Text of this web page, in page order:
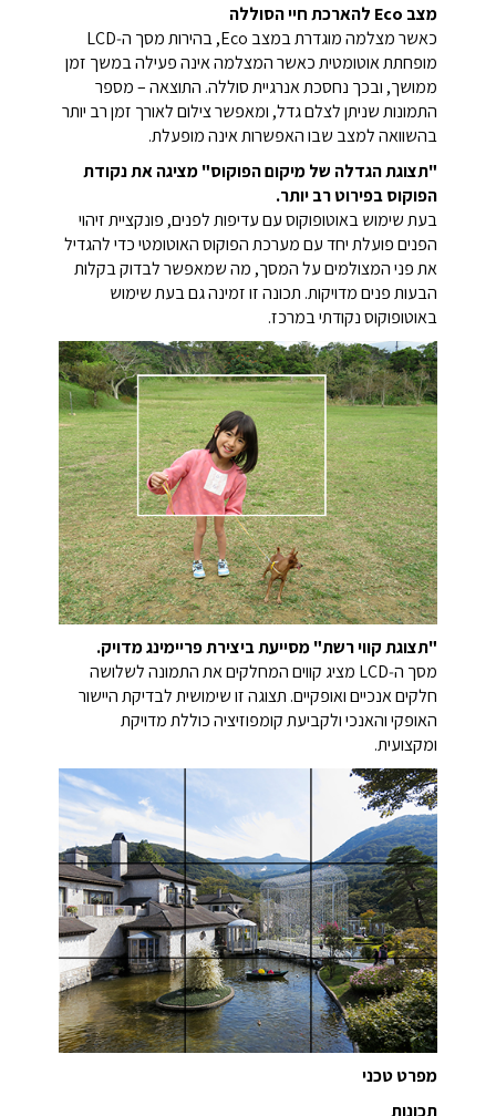
מצב Eco להארכת חיי הסוללה
כאשר מצלמה מוגדרת במצב Eco, בהירות מסך ה‑LCD
מופחתת אוטומטית כאשר המצלמה אינה פעילה במשך זמן
ממושך, ובכך נחסכת אנרגיית סוללה. התוצאה – מספר
התמונות שניתן לצלם גדל, ומאפשר צילום לאורך זמן רב יותר
בהשוואה למצב שבו האפשרות אינה מופעלת.
"תצוגת הגדלה של מיקום הפוקוס" מציגה את נקודת
הפוקוס בפירוט רב יותר.
בעת שימוש באוטופוקוס עם עדיפות לפנים, פונקציית זיהוי
הפנים פועלת יחד עם מערכת הפוקוס האוטומטי כדי להגדיל
את פני המצולמים על המסך, מה שמאפשר לבדוק בקלות
הבעות פנים מדויקות. תכונה זו זמינה גם בעת שימוש
באוטופוקוס נקודתי במרכז.
"תצוגת קווי רשת" מסייעת ביצירת פריימינג מדויק.
מסך ה‑LCD מציג קווים המחלקים את התמונה לשלושה
חלקים אנכיים ואופקיים. תצוגה זו שימושית לבדיקת היישור
האופקי והאנכי ולקביעת קומפוזיציה כוללת מדויקת
ומקצועית.
מפרט טכני
תכונות